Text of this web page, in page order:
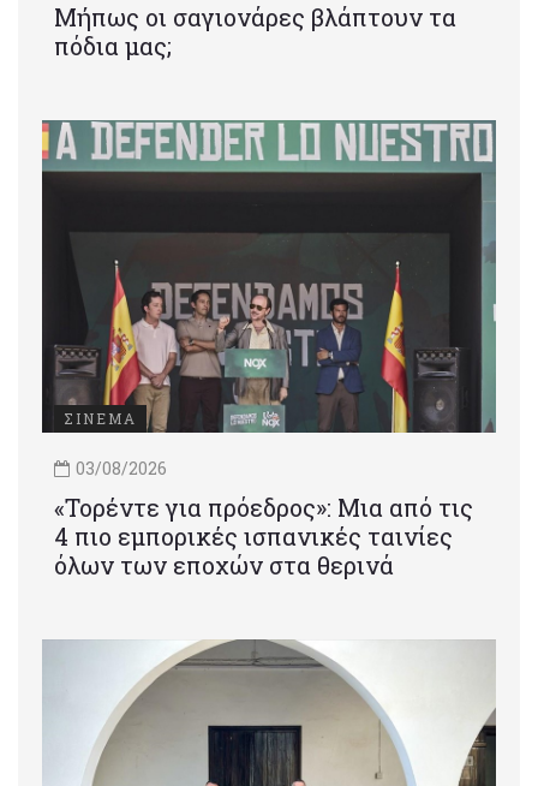
Μήπως οι σαγιονάρες βλάπτουν τα
πόδια μας;
ΣΙΝΕΜΑ
03/08/2026
«Τορέντε για πρόεδρος»: Mια από τις
4 πιο εμπορικές ισπανικές ταινίες
όλων των εποχών στα θερινά